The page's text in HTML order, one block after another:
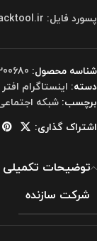
پسورد فایل: packtool.ir
شناسه محصول:
دسته: اینستاگرام
برچسب: شبکه
اشتراک گذاری:
توضیحات تکمیلی
شرکت سازنده